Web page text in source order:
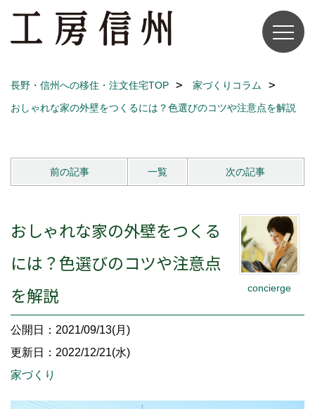
長野・信州への移住・注文住宅TOP
家づくりコラム
おしゃれな家の外壁をつくるには？色選びのコツや注意点を解説
前の記事 一覧 次の記事
concierge
おしゃれな家の外壁をつくる
には？色選びのコツや注意点
を解説
公開日：2021/09/13(月)
更新日：2022/12/21(水)
家づくり